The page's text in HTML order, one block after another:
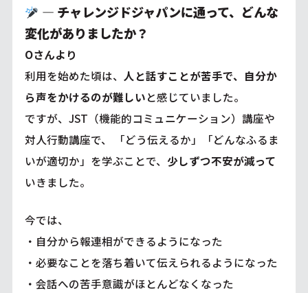
― チャレンジドジャパンに通って、どんな
変化がありましたか？
Oさんより
利用を始めた頃は、 人と話すことが苦手で、自分か
ら声をかけるのが難しいと感じていました。
ですが、JST（機能的コミュニケーション）講座や
対人行動講座で、 「どう伝えるか」「どんなふるま
いが適切か」を学ぶことで、 少しずつ不安が減って
いきました。
今では、
・自分から報連相ができるようになった
・必要なことを落ち着いて伝えられるようになった
・会話への苦手意識がほとんどなくなった